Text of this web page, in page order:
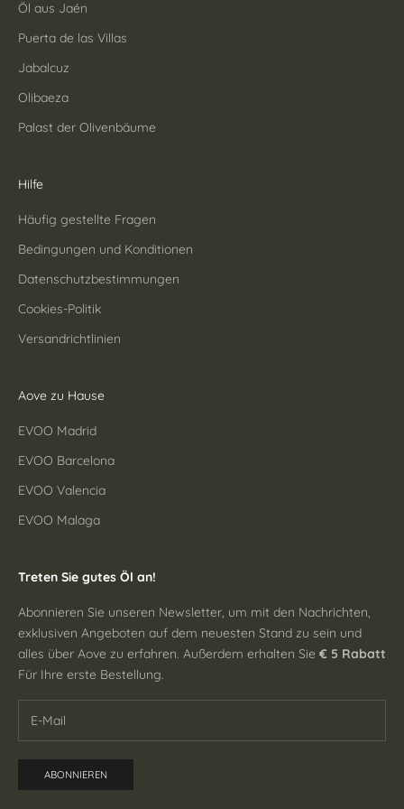
Öl aus Jaén
Puerta de las Villas
Jabalcuz
Olibaeza
Palast der Olivenbäume
Hilfe
Häufig gestellte Fragen
Bedingungen und Konditionen
Datenschutzbestimmungen
Cookies-Politik
Versandrichtlinien
Aove zu Hause
EVOO Madrid
EVOO Barcelona
EVOO Valencia
EVOO Malaga
Treten Sie gutes Öl an!
Abonnieren Sie unseren Newsletter, um mit den Nachrichten,
exklusiven Angeboten auf dem neuesten Stand zu sein und
alles über Aove zu erfahren. Außerdem erhalten Sie € 5 Rabatt
Für Ihre erste Bestellung.
ABONNIEREN